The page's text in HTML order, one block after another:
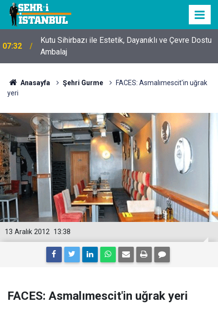
07:32
Kutu Sihirbazı ile Estetik, Dayanıklı ve Çevre Dostu
Ambalaj
Anasayfa Şehri Gurme
FACES: Asmalımescit'in uğrak
yeri
13:38
13 Aralık 2012
FACES: Asmalımescit'in uğrak yeri